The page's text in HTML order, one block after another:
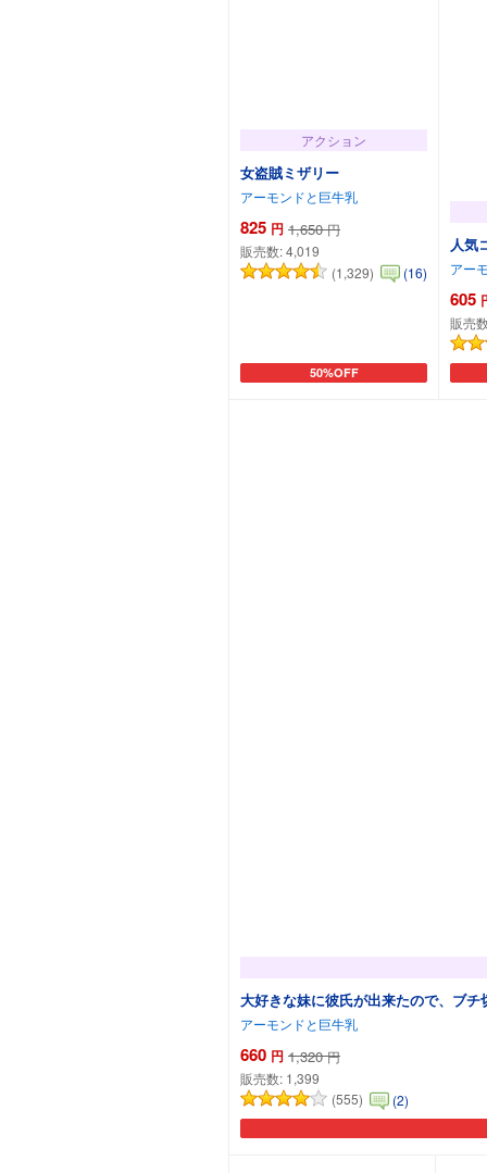
アクション
女盗賊ミザリー
アーモンドと巨牛乳
825 円 1,650 円
販売数:4,019
(1,329)
(16)
50%OFF
カートに追加
人気
アー
605
販売
大好きな妹に彼氏が出来たので、ブ
アーモンドと巨牛乳
660 円 1,320 円
販売数: 1,399
(555)
(2)